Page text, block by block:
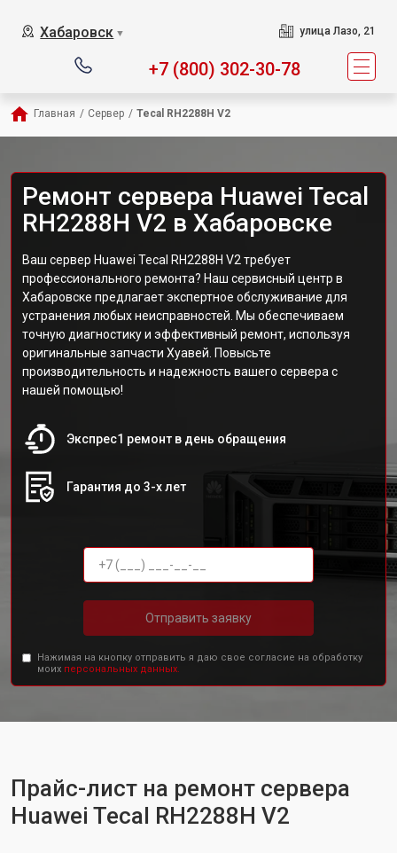
Хабаровск ▼ улица Лазо, 21
+7 (800) 302-30-78
Главная / Сервер / Tecal RH2288H V2
Ремонт сервера Huawei Tecal
RH2288H V2 в Хабаровске
Ваш сервер Huawei Tecal RH2288H V2 требует
профессионального ремонта? Наш сервисный центр в
Хабаровске предлагает экспертное обслуживание для
устранения любых неисправностей. Мы обеспечиваем
точную диагностику и эффективный ремонт, используя
оригинальные запчасти Хуавей. Повысьте
производительность и надежность вашего сервера с
нашей помощью!
Экспрес1 ремонт в день обращения
Гарантия до 3-х лет
Отправить заявку
Нажимая на кнопку отправить я даю свое согласие на обработку
моих персональных данных.
Прайс-лист на ремонт сервера
Huawei Tecal RH2288H V2